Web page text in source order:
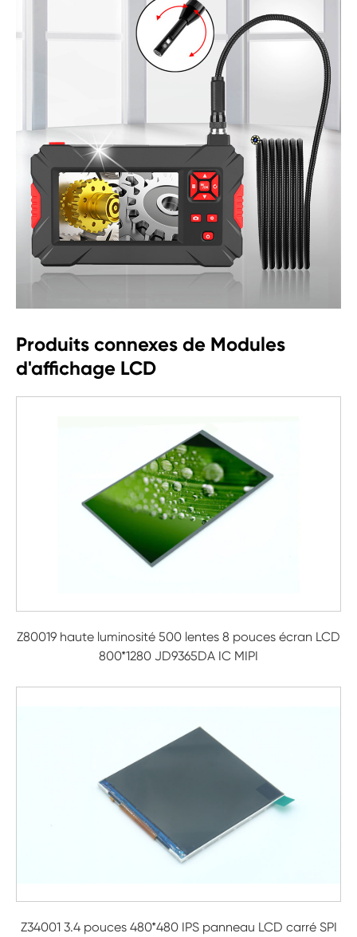
Produits connexes de Modules
d'affichage LCD
Z80019 haute luminosité 500 lentes 8 pouces écran LCD
800*1280 JD9365DA IC MIPI
Z34001 3.4 pouces 480*480 IPS panneau LCD carré SPI